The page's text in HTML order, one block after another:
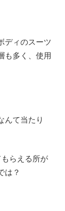
ディのスーツ
も多く、使用
んて当たり
らえる所が
は？